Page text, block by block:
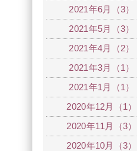
2021年6月（3）
2021年5月（3）
2021年4月（2）
2021年3月（1）
2021年1月（1）
2020年12月（1）
2020年11月（3）
2020年10月（3）